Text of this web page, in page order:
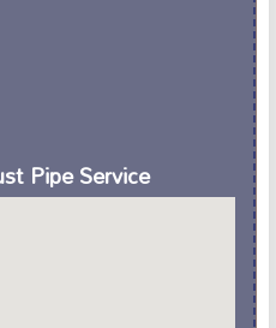
Pipe Service